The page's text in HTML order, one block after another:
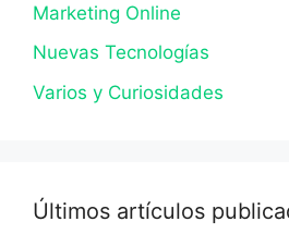
Marketing Online
Nuevas Tecnologías
Varios y Curiosidades
Últimos artículos